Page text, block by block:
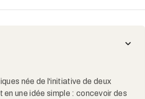
née de l'initiative de deux
une idée simple : concevoir des